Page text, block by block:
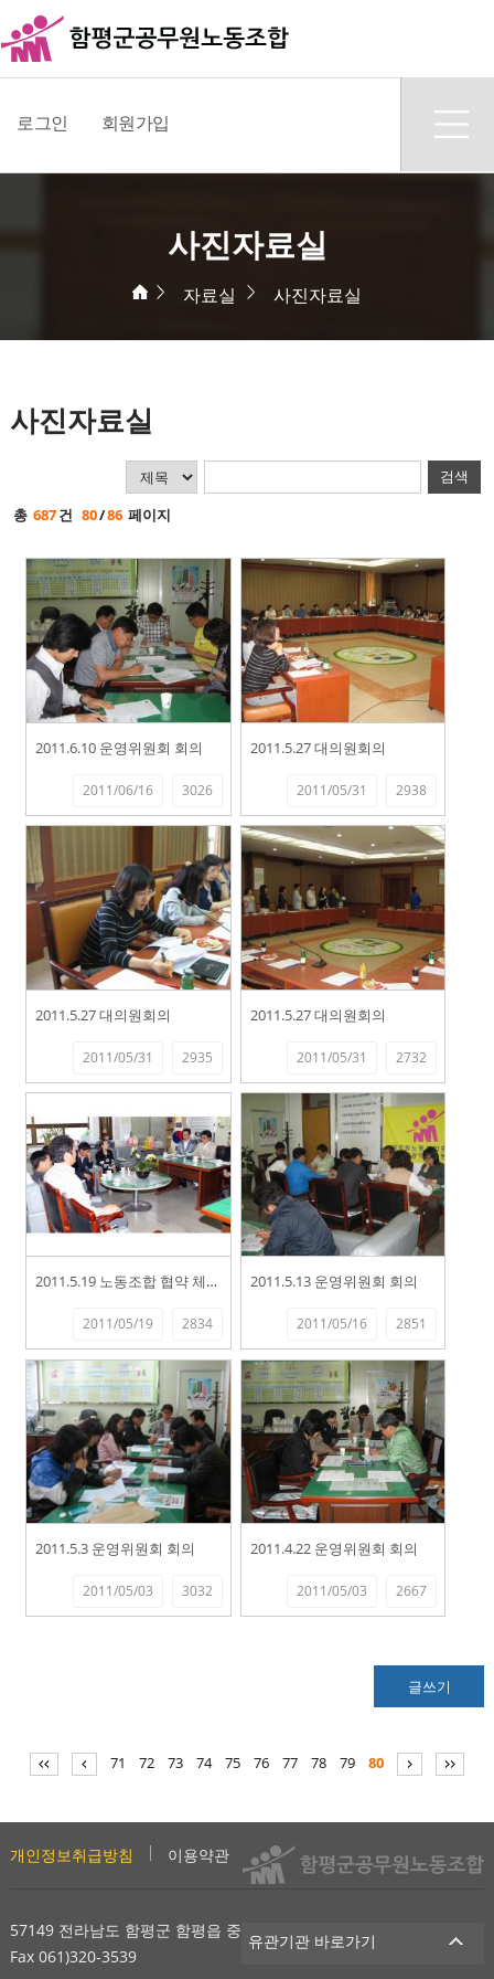
로그인 회원가입
사진자료실
자료실 사진자료실
사진자료실
검색
총 687건 80/86 페이지
2011.6.10 운영위원회 회의
3026
2011/06/16
2011.5.27 대의원회의
2938
2011/05/31
2011.5.27 대의원회의
2935
2011/05/31
2011.5.27 대의원회의
2732
2011/05/31
2011.5.19 노동조합 협약 체결식
2834
2011/05/19
2011.5.13 운영위원회 회의
2851
2011/05/16
2011.5.3 운영위원회 회의
3032
2011/05/03
2011.4.22 운영위원회 회의
2667
2011/05/03
글쓰기
71 72 73 74 75 76 77 78 79 80
개인정보취급방침 이용약관 사이트맵
57149 전라남도 함평군 함평읍 중앙길 200 Tel 061)320-2981
Fax 061)320-3539
유관기관 바로가기